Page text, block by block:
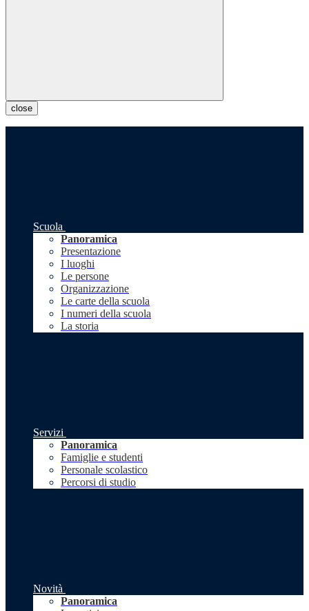
close
Scuola
Panoramica
Presentazione
I luoghi
Le persone
Organizzazione
Le carte della scuola
I numeri della scuola
La storia
Servizi
Panoramica
Famiglie e studenti
Personale scolastico
Percorsi di studio
Novità
Panoramica